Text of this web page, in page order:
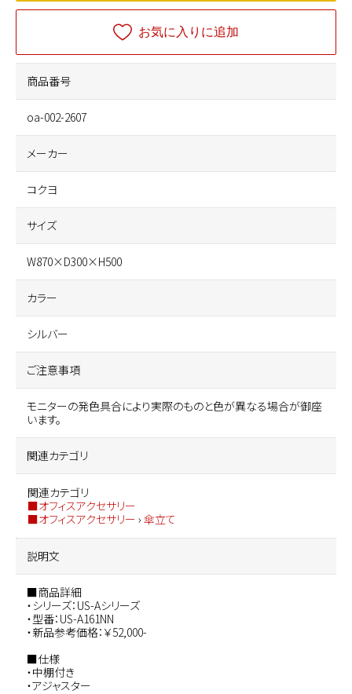
お気に入りに追加
商品番号
oa-002-2607
メーカー
コクヨ
サイズ
W870×D300×H500
カラー
シルバー
ご注意事項
モニターの発色具合により実際のものと色が異なる場合が御座
います。
関連カテゴリ
関連カテゴリ
■オフィスアクセサリー
■オフィスアクセサリー › 傘立て
説明文
■商品詳細
・シリーズ：US-Aシリーズ
・型番：US-A161NN
・新品参考価格：￥52,000-
■仕様
・中棚付き
・アジャスター